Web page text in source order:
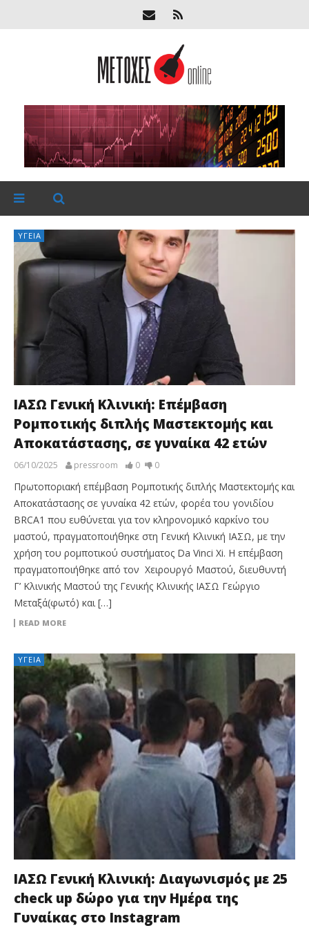
ΥΓΕΊΑ
ΙΑΣΩ Γενική Κλινική: Επέμβαση
Ρομποτικής διπλής Μαστεκτομής και
Αποκατάστασης, σε γυναίκα 42 ετών
06/10/2025 pressroom 0 0
Πρωτοποριακή επέμβαση Ρομποτικής διπλής Μαστεκτομής και
Αποκατάστασης σε γυναίκα 42 ετών, φορέα του γονιδίου
BRCA1 που ευθύνεται για τον κληρονομικό καρκίνο του
μαστού, πραγματοποιήθηκε στη Γενική Κλινική ΙΑΣΩ, με την
χρήση του ρομποτικού συστήματος Da Vinci Xi. Η επέμβαση
πραγματοποιήθηκε από τον Χειρουργό Μαστού, διευθυντή
Γ’ Κλινικής Μαστού της Γενικής Κλινικής ΙΑΣΩ Γεώργιο
Μεταξά(φωτό) και […]
READ MORE
ΥΓΕΊΑ
ΙΑΣΩ Γενική Κλινική: Διαγωνισμός με 25
check up δώρο για την Ημέρα της
Γυναίκας στο Instagram